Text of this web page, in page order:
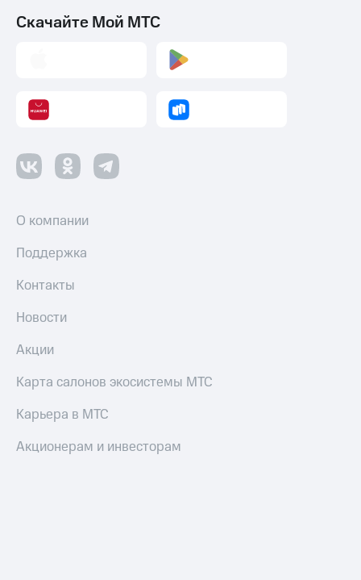
Скачайте Мой МТС
О компании
Поддержка
Контакты
Новости
Акции
Карта салонов экосистемы МТС
Карьера в МТС
Акционерам и инвесторам